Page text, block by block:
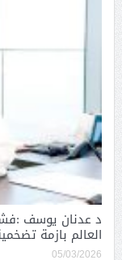
د عدنان يوسف :فشل
العالم بازمة
05/03/2026